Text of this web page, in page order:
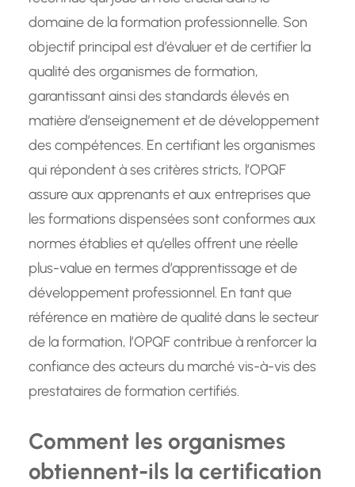
domaine de la formation professionnelle. Son
objectif principal est d’évaluer et de certifier la
qualité des organismes de formation,
garantissant ainsi des standards élevés en
matière d’enseignement et de développement
des compétences. En certifiant les organismes
qui répondent à ses critères stricts, l’OPQF
assure aux apprenants et aux entreprises que
les formations dispensées sont conformes aux
normes établies et qu’elles offrent une réelle
plus-value en termes d’apprentissage et de
développement professionnel. En tant que
référence en matière de qualité dans le secteur
de la formation, l’OPQF contribue à renforcer la
confiance des acteurs du marché vis-à-vis des
prestataires de formation certifiés.
Comment les organismes
obtiennent-ils la certification